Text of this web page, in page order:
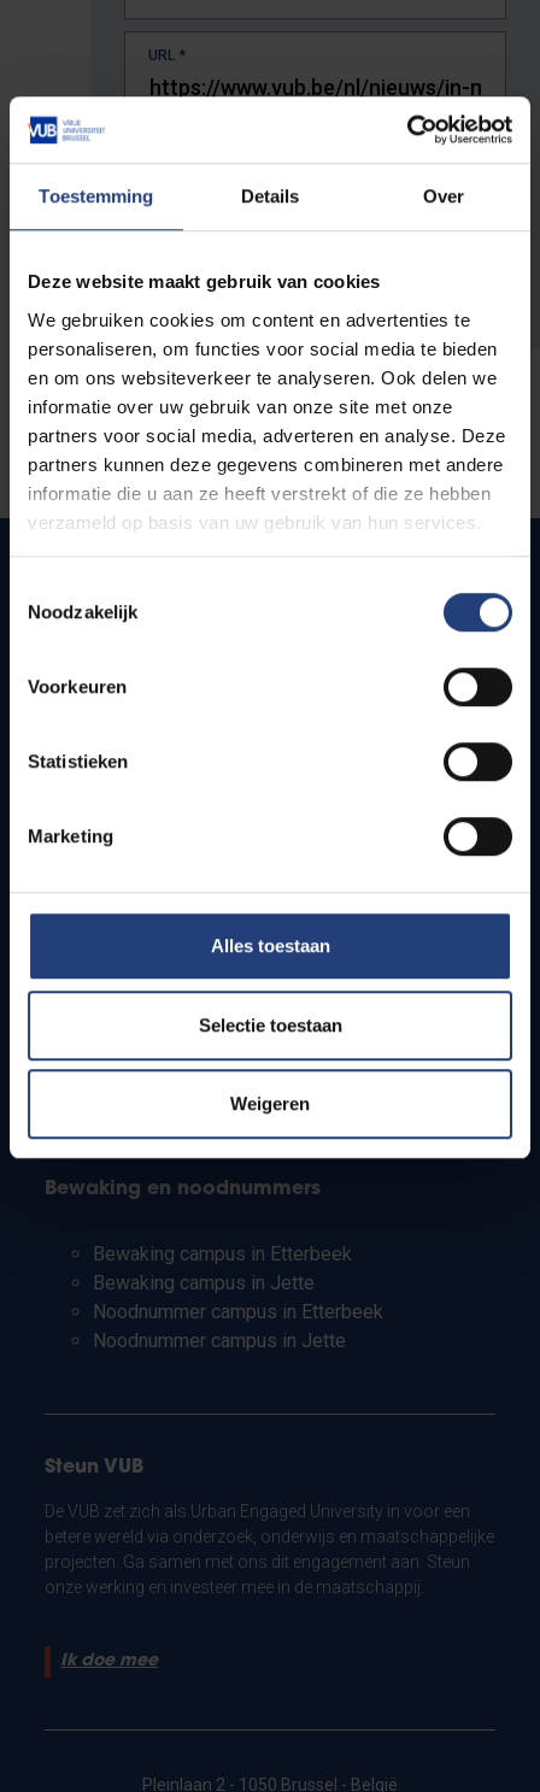
Toestemming Details Over
Deze website maakt gebruik van cookies
We gebruiken cookies om content en advertenties te
personaliseren, om functies voor social media te bieden
en om ons websiteverkeer te analyseren. Ook delen we
informatie over uw gebruik van onze site met onze
partners voor social media, adverteren en analyse. Deze
partners kunnen deze gegevens combineren met andere
informatie die u aan ze heeft verstrekt of die ze hebben
verzameld op basis van uw gebruik van hun services.
Noodzakelijk
Voorkeuren
Statistieken
Marketing
Alles toestaan
Selectie toestaan
Weigeren
URL *
De volledige URL van de pagina waar je de fout zag.
Snel naar
Bereikbaarheid
Studenten
PhD-studenten
Leerkrachten en secundaire scholen
Bewaking en noodnummers
Bewaking campus in Etterbeek
Bewaking campus in Jette
Noodnummer campus in Etterbeek
Noodnummer campus in Jette
Steun VUB
De VUB zet zich als Urban Engaged University in voor een
betere wereld via onderzoek, onderwijs en maatschappelijke
projecten. Ga samen met ons dit engagement aan. Steun
onze werking en investeer mee in de maatschappij.
Ik doe mee
Pleinlaan 2 - 1050 Brussel - België